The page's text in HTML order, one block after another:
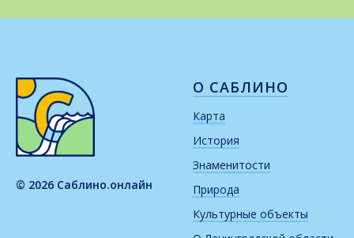
© 2026 Саблино.онлайн
О САБЛИНО
Карта
История
Знаменитости
Природа
Культурные объекты